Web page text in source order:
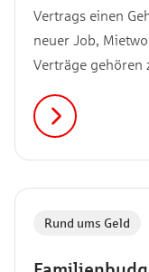
Vertrags einen
neuer Job,
Verträge gehören
„salvatorische
übersetzen wir
Vertragsklauseln
Rund ums Geld